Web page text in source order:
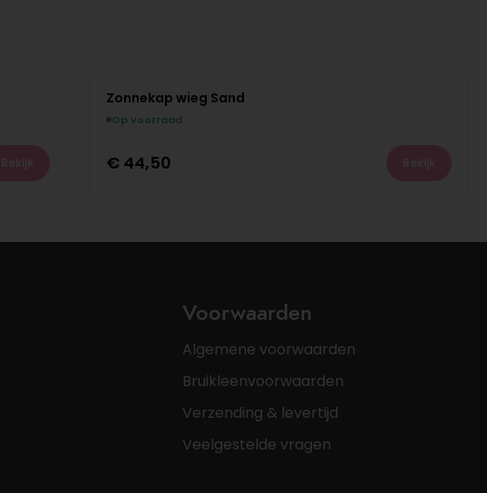
Zonnekap wieg Sand
Op voorraad
€ 44,50
Voorwaarden
Algemene voorwaarden
Bruikleenvoorwaarden
Verzending & levertijd
Veelgestelde vragen